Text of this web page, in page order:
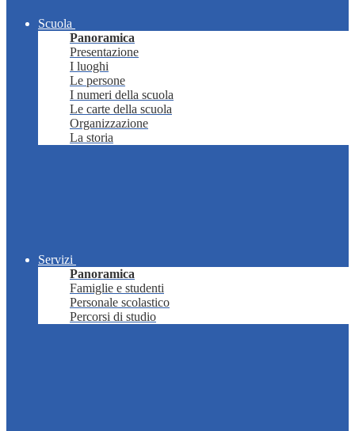
Scuola
Panoramica
Presentazione
I luoghi
Le persone
I numeri della scuola
Le carte della scuola
Organizzazione
La storia
Servizi
Panoramica
Famiglie e studenti
Personale scolastico
Percorsi di studio